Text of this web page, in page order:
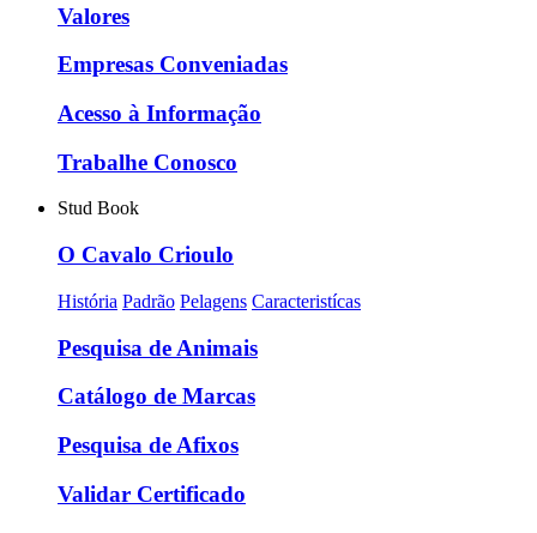
Valores
Empresas Conveniadas
Acesso à Informação
Trabalhe Conosco
Stud Book
O Cavalo Crioulo
História Padrão Pelagens Caracteristícas
Pesquisa de Animais
Catálogo de Marcas
Pesquisa de Afixos
Validar Certificado